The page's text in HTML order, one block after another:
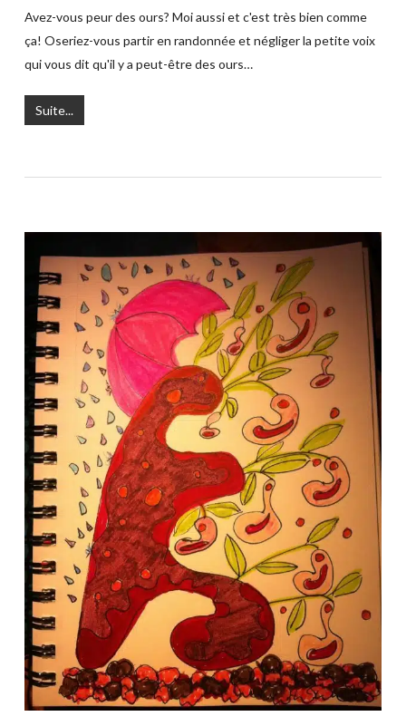
Avez-vous peur des ours? Moi aussi et c'est très bien comme
ça! Oseriez-vous partir en randonnée et négliger la petite voix
qui vous dit qu'il y a peut-être des ours…
Suite...